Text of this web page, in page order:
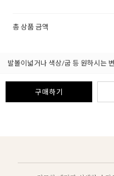
총 상품 금액
발볼이넓거나 색상/굽 등 원하시는
구매하기